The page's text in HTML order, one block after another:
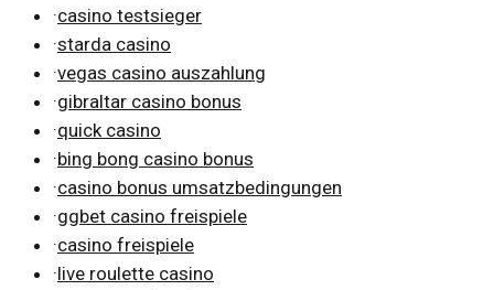
·casino testsieger
·starda casino
·vegas casino auszahlung
·gibraltar casino bonus
·quick casino
·bing bong casino bonus
·casino bonus umsatzbedingungen
·ggbet casino freispiele
·casino freispiele
·live roulette casino